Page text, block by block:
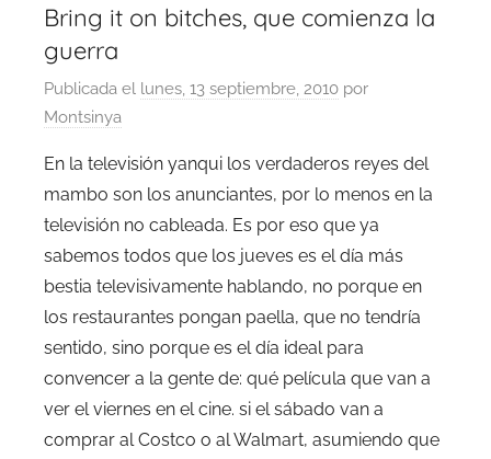
Bring it on bitches, que comienza la
guerra
Publicada el lunes, 13 septiembre, 2010 por
Montsinya
En la televisión yanqui los verdaderos reyes del
mambo son los anunciantes, por lo menos en la
televisión no cableada. Es por eso que ya
sabemos todos que los jueves es el día más
bestia televisivamente hablando, no porque en
los restaurantes pongan paella, que no tendría
sentido, sino porque es el día ideal para
convencer a la gente de: qué película que van a
ver el viernes en el cine. si el sábado van a
comprar al Costco o al Walmart, asumiendo que